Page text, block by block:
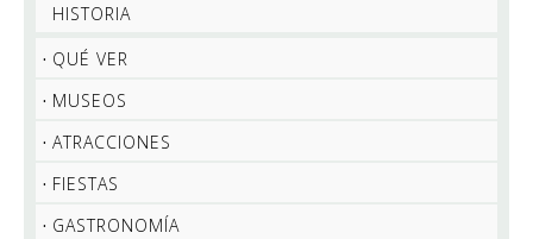
HISTORIA
QUÉ VER
MUSEOS
ATRACCIONES
FIESTAS
GASTRONOMÍA